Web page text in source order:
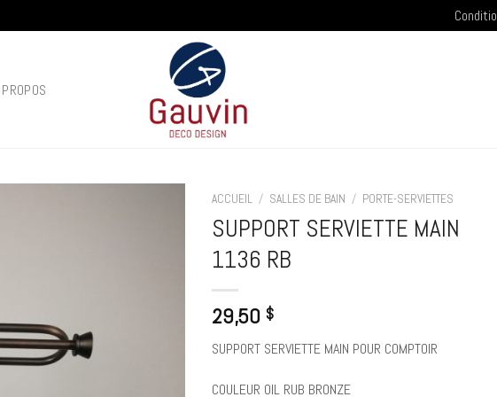
ACCUEIL / SALLES DE BAIN / PORTE-SERVIETTES
SUPPORT SERVIETTE MAIN
1136 RB
29,50 $
SUPPORT SERVIETTE MAIN POUR COMPTOIR
COULEUR OIL RUB BRONZE